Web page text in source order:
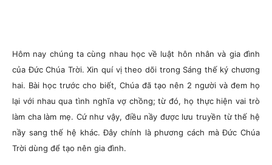
Hôm nay chúng ta cùng nhau học về luật hôn nhân và gia đình
của Đức Chúa Trời. Xin quí vị theo dõi trong Sáng thế ký chương
hai. Bài học trước cho biết, Chúa đã tạo nên 2 người và đem họ
lại với nhau qua tình nghĩa vợ chồng; từ đó, họ thực hiện vai trò
làm cha làm mẹ. Cứ như vậy, điều nầy được lưu truyền từ thế hệ
nầy sang thế hệ khác. Đây chính là phương cách mà Đức Chúa
Trời dùng để tạo nên gia đình.